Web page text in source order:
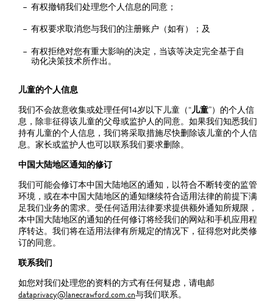
有权撤销我们处理您个人信息的同意；
有权要求取消您与我们的注册账户（如有）；及
有权拒绝对您有重大影响的决定，当该等决定完全基于自
动化决策技术所作出。
儿童的个人信息
我们不会故意收集或处理任何14岁以下儿童（“儿童”）的个人信
息，除非征得该儿童的父母或监护人的同意。如果我们知悉我们
持有儿童的个人信息，我们将采取措施尽快删除该儿童的个人信
息。家长或监护人也可以联系我们要求删除。
中国大陆地区通知的修订
我们可能会修订本中国大陆地区的通知，以符合不断转变的监管
环境，或在本中国大陆地区的通知继续符合适用法律的前提下满
足我们业务的需求。受任何适用法律要求提供额外通知所规限，
本中国大陆地区的通知的任何修订将经我们的网站和手机应用程
序转达。我们将在适用法律有所规定的情况下，征得您对此类修
订的同意。
联系我们
如您对我们处理您的资料的方式有任何疑虑，请电邮
dataprivacy@lanecrawford.com.cn与我们联系。